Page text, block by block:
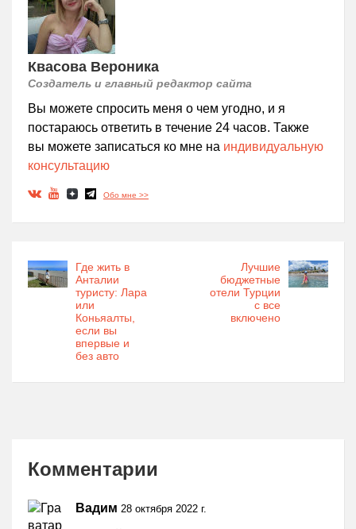
Квасова Вероника
Создатель и главный редактор сайта
Вы можете спросить меня о чем угодно, и я
постараюсь ответить в течение 24 часов. Также
вы можете записаться ко мне на индивидуальную
консультацию
Обо мне >>
Где жить в
Анталии
туристу: Лара
или
Коньяалты,
если вы
впервые и
без авто
Лучшие
бюджетные
отели Турции
с все
включено
Комментарии
Вадим 28 октября 2022 г.